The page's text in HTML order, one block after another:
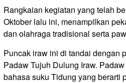
Rangkaian kegiatan yang telah
Oktober lalu ini, menampilkan
dan olahraga tradisional serta
Puncak iraw ini di tandai dengan
Padaw Tujuh Dulung Iraw.
bahasa suku Tidung yang berarti